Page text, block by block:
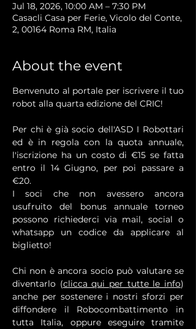
Jul 18, 2026, 10:00 AM – 7:30 PM
Casacli Casa per Ferie, Vicolo del Conte,
2, 00164 Roma RM, Italia
About the event
Benvenuto al portale per iscrivere il tuo
robot alla quarta edizione del CRIC!
Per chi è già socio dell'ASD I Robottari
ed è in regola con la quota annuale,
l'iscrizione ha un costo di €15 se fatta
entro il 14 Giugno, per poi passare a
€20.
I soci che non avessero ancora
usufruito del bonus annuale torneo
possono richiederci via mail, social o
whatsapp un codice da applicare al
biglietto!
Chi non è ancora socio può valutare se
diventarlo (clicca qui per tutte le info)
anche per sostenere i nostri sforzi per
diffondere il Robocombattimento in
tutta Italia, oppure eseguire tramite